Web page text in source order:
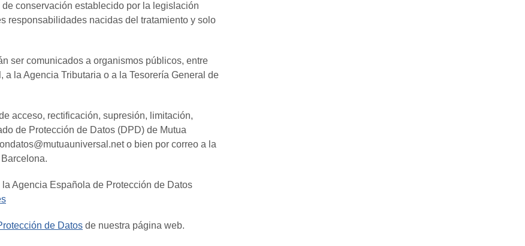
conservación establecido por la legislación
responsabilidades nacidas del tratamiento y solo
ser comunicados a organismos públicos, entre
la Agencia Tributaria o a la Tesorería General de
acceso, rectificación, supresión, limitación,
de Protección de Datos (DPD) de Mutua
o bien por correo a la
Agencia Española de Protección de Datos
de Datos de nuestra página web.